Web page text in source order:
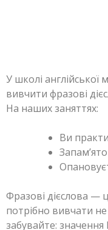
У школі
вивчити фразові
На наших заняттях:
Ви
Фразові дієслова —
потрібно вивчати
забувайте: